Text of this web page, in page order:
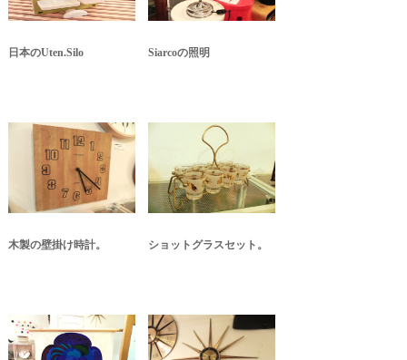
日本のUten.Silo Siarcoの照明
木製の壁掛け時計。 ショットグラスセット。